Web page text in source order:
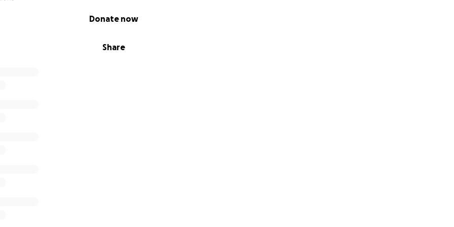
Share
Donate now